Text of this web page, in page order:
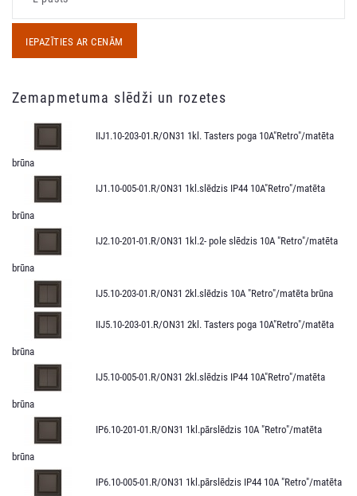
IEPAZĪTIES AR CENĀM
Zemapmetuma slēdži un rozetes
IIJ1.10-203-01.R/ON31 1kl. Tasters poga 10A"Retro"/matēta
brūna
IJ1.10-005-01.R/ON31 1kl.slēdzis IP44 10A"Retro"/matēta
brūna
IJ2.10-201-01.R/ON31 1kl.2- pole slēdzis 10A "Retro"/matēta
brūna
IJ5.10-203-01.R/ON31 2kl.slēdzis 10A "Retro"/matēta brūna
IIJ5.10-203-01.R/ON31 2kl. Tasters poga 10A"Retro"/matēta
brūna
IJ5.10-005-01.R/ON31 2kl.slēdzis IP44 10A"Retro"/matēta
brūna
IP6.10-201-01.R/ON31 1kl.pārslēdzis 10A "Retro"/matēta
brūna
IP6.10-005-01.R/ON31 1kl.pārslēdzis IP44 10A "Retro"/matēta